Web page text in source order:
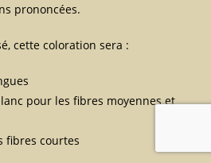
prononcées.
cette coloration sera :
pour les fibres moyennes et
fibres courtes